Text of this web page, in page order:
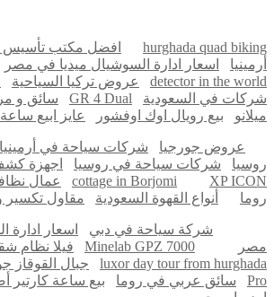
hurghada quad biking افضل مكتب
أرمينيا
اسعار ادارة السوشيال ميديا في مصر
detector in the world
عروض تركيا السياحية
شركات في السعودية
GR 4 Dual
سائق و
ميلانو
بيع رويال اوك اوفشور عايز ابيع
عروض جورجيا شركات سياحة في أرمينيا
روسيا
شركات سياحة في روسيا اجهزة
cottage in Borjomi
XP ICON عمال
روما
أنواع القهوة السعودية مقاول تكسير
شركة سياحة في دبي
اسعار ادارة
مصر
Minelab GPZ 7000 فيلا نظام
luxor day tour from hurghada
جبال القوقاز
Pro
سائق عربي في روما بيع ساعة كارتير